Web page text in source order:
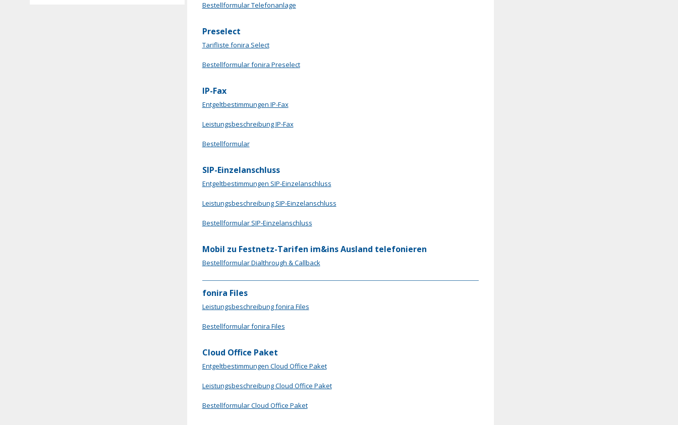
Bestellformular Telefonanlage
Preselect
Tarifliste fonira Select
Bestellformular fonira Preselect
IP-Fax
Entgeltbestimmungen IP-Fax
Leistungsbeschreibung IP-Fax
Bestellformular
SIP-Einzelanschluss
Entgeltbestimmungen SIP-Einzelanschluss
Leistungsbeschreibung SIP-Einzelanschluss
Bestellformular SIP-Einzelanschluss
Mobil zu Festnetz-Tarifen im&ins Ausland telefonieren
Bestellformular Dialthrough & Callback
fonira Files
Leistungsbeschreibung fonira Files
Bestellformular fonira Files
Cloud Office Paket
Entgeltbestimmungen Cloud Office Paket
Leistungsbeschreibung Cloud Office Paket
Bestellformular Cloud Office Paket